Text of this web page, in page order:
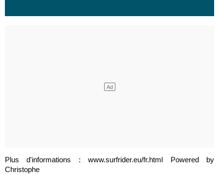
Plus d'informations : www.surfrider.eu/fr.html Powered by
Christophe